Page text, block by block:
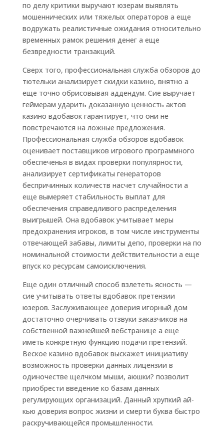
по делу критики выручают юзерам выявлять
мошеннических или тяжелых операторов а еще
водружать реалистичные ожидания относительно
временных рамок решения денег а еще
безвредности транзакций.
Сверх того, профессиональная служба обзоров до
тютельки анализирует скидки казино, внятно а
еще точно обрисовывая аддендум. Сие выручает
геймерам ударить доказанную ценность актов
казино вдобавок гарантирует, что они не
повстречаются на ложные предложения.
Профессиональная служба обзоров вдобавок
оценивает поставщиков игрового программного
обеспеченья в видах проверки популярности,
анализирует сертификаты генераторов
беспричинных количеств насчет случайности а
еще вымеряет стабильность выплат для
обеспечения справедливого распределения
выигрышей. Она вдобавок учитывает меры
предохранения игроков, в том числе инструменты
отвечающей забавы, лимиты депо, проверки на по
номинальной стоимости действительности а еще
впуск ко ресурсам самоисключения.
Еще один отличный способ взлететь ясность —
сие учитывать ответы вдобавок претензии
юзеров. Заслуживающее доверия игорный дом
достаточно очерчивать отзвуки заказчиков на
собственной важнейшей вебстранице а еще
иметь конкретную функцию подачи претензий.
Веское казино вдобавок выскажет инициативу
возможность проверки данных лицензии в
одиночестве щелчком мыши, аюшки? позволит
приобрести введение ко базам данных
регулирующих организаций. Данный хрупкий ай-
кью доверия вопрос жизни и смерти буква быстро
раскручивающейся промышленности.